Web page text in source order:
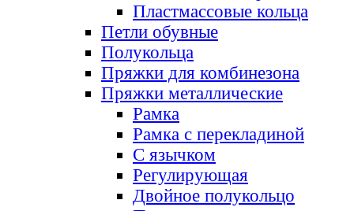
Пластмассовые кольца
Петли обувные
Полукольца
Пряжки для комбинезона
Пряжки металлические
Рамка
Рамка с перекладиной
С язычком
Регулирующая
Двойное полукольцо